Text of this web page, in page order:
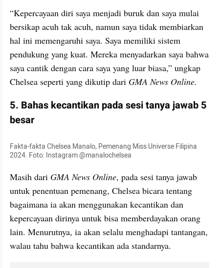
“Kepercayaan diri saya menjadi buruk dan saya mulai
bersikap acuh tak acuh, namun saya tidak membiarkan
hal ini memengaruhi saya. Saya memiliki sistem
pendukung yang kuat. Mereka menyadarkan saya bahwa
saya cantik dengan cara saya yang luar biasa,” ungkap
Chelsea seperti yang dikutip dari GMA News Online.
5. Bahas kecantikan pada sesi tanya jawab 5
besar
Fakta-fakta Chelsea Manalo, Pemenang Miss Universe Filipina
2024. Foto: Instagram @manalochelsea
Masih dari GMA News Online, pada sesi tanya jawab
untuk penentuan pemenang, Chelsea bicara tentang
bagaimana ia akan menggunakan kecantikan dan
kepercayaan dirinya untuk bisa memberdayakan orang
lain. Menurutnya, ia akan selalu menghadapi tantangan,
walau tahu bahwa kecantikan ada standarnya.